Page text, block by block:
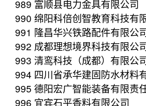
989 富顺县电力金具有限公司
990 绵阳科倍创智教育科技有
991 隆昌华兴铁路配件有限公
992 成都理想境界科技有限公
993 清鸾科技（成都）有限公
994 四川省承华建固防水材料
995 德阳宏广智能装备有限责
996 宜宾石平香料有限公司